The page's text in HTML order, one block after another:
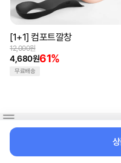
[1+1] 컴포트깔창
4,680원61%
12,000원
무료배송
고객센터 :